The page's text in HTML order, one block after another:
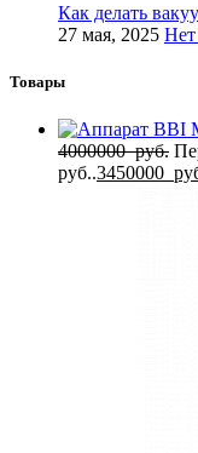
Как делать
27 мая, 2025 Нет
Товары
4000000руб.
руб..3450000